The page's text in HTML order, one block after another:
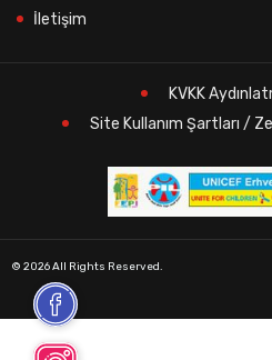
İletişim
KVKK
Site Kullanım Şartları /
© 2026 All Rights Reserved.